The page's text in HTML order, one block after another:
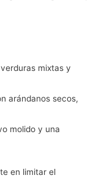
mixtas y
arándanos secos,
molido y una
en limitar el